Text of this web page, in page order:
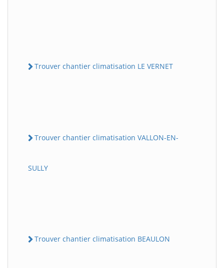
Trouver chantier climatisation LE VERNET
Trouver chantier climatisation VALLON-EN-
SULLY
Trouver chantier climatisation BEAULON